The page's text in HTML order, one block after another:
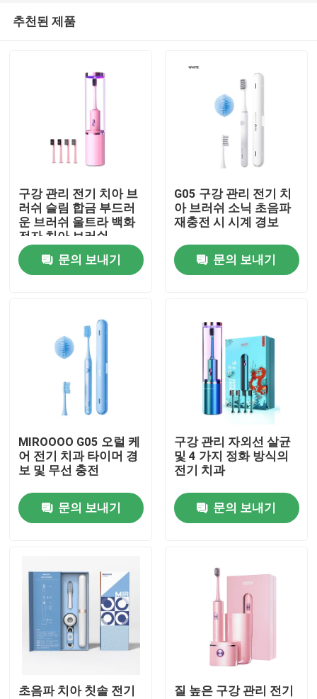
공장 투어
품질 관리
인용 을 요청 하십시오
호출중 전동 치솔
방수 전동 치솔
추천된 제품
구강 관리 전기 치아 브
러쉬 슬림 합금 부드러
운 브러쉬 울트라 백화
전자 치아 브러쉬
문의 보내기
G05 구강 관리 전기 치
아 브러쉬 소닉 초음파
재충전 시 시계 경보
문의 보내기
MIROOOO G05 오럴 케
어 전기 치과 타이머 경
보 및 무선 충전
문의 보내기
구강 관리 자외선 살균
및 4 가지 정화 방식의
전기 치과
문의 보내기
초음파 치아 칫솔 전기
질 높은 구강 관리 전기